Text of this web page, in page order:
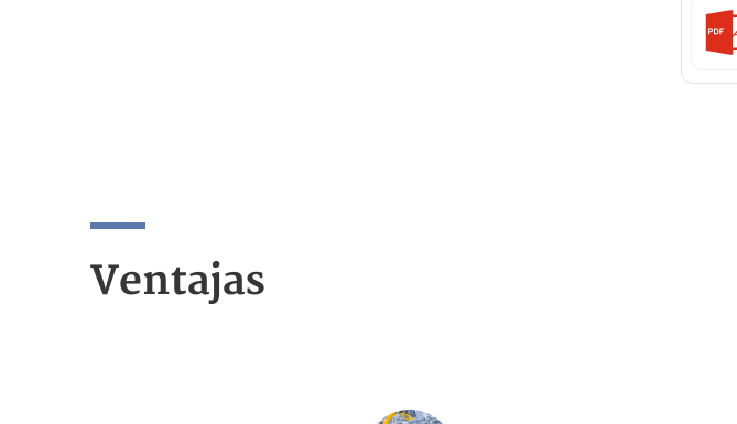
Ventajas